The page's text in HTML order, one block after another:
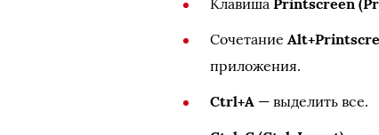
КлавишаPrintscreen
Сочетание
приложения.
Ctrl+A — выделить все.